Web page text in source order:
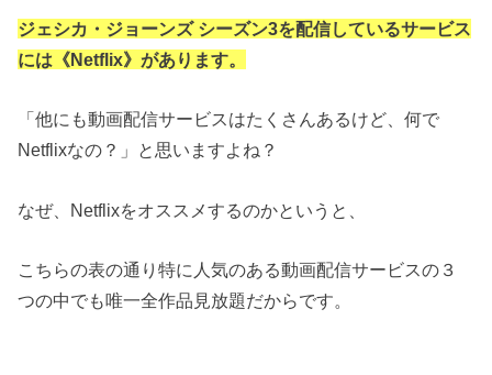
ジェシカ・ジョーンズ シーズン3を配信しているサービス
には《Netflix》があります。
「他にも動画配信サービスはたくさんあるけど、何で
Netflixなの？」と思いますよね？
なぜ、Netflixをオススメするのかというと、
こちらの表の通り特に人気のある動画配信サービスの３
つの中でも唯一全作品見放題だからです。